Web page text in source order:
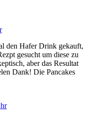
den Hafer Drink gekauft,
gesucht um diese zu
aber das Resultat
Dank! Die Pancakes